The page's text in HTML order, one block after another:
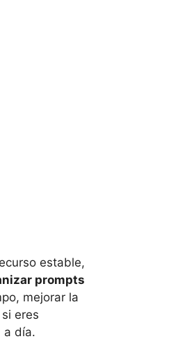
estable,
prompts
mejorar la
eres
a día.